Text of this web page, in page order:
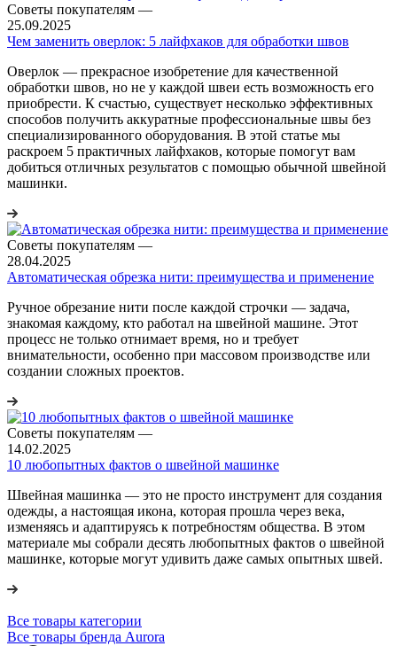
Советы покупателям —
25.09.2025
Чем заменить оверлок: 5 лайфхаков для обработки швов
Оверлок — прекрасное изобретение для качественной
обработки швов, но не у каждой швеи есть возможность его
приобрести. К счастью, существует несколько эффективных
способов получить аккуратные профессиональные швы без
специализированного оборудования. В этой статье мы
раскроем 5 практичных лайфхаков, которые помогут вам
добиться отличных результатов с помощью обычной швейной
машинки.
Советы покупателям —
28.04.2025
Автоматическая обрезка нити: преимущества и применение
Ручное обрезание нити после каждой строчки — задача,
знакомая каждому, кто работал на швейной машине. Этот
процесс не только отнимает время, но и требует
внимательности, особенно при массовом производстве или
создании сложных проектов.
Советы покупателям —
14.02.2025
10 любопытных фактов о швейной машинке
Швейная машинка — это не просто инструмент для создания
одежды, а настоящая икона, которая прошла через века,
изменяясь и адаптируясь к потребностям общества. В этом
материале мы собрали десять любопытных фактов о швейной
машинке, которые могут удивить даже самых опытных швей.
Все товары категории
Все товары бренда Aurora